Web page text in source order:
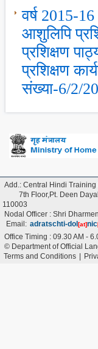
वर्ष 2015-
आशुलिपि
प्रशिक्षण
प्रशिक्षण
संख्‍या-6/2/
Add.: Central Hindi
7th Floor,Pt. Deen Dayal
110003
Nodal Officer : Shri
Email: adratschti-dol [at]nic
Office Timing : 09.30 AM -
© Department of Official
Terms and Conditions